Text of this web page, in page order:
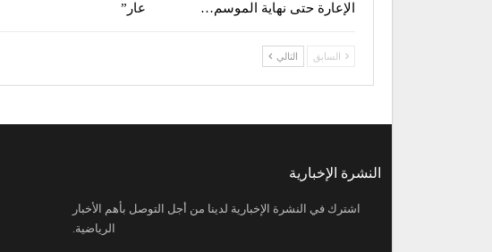
الإعارة حتى نهاية الموسم…
عار”
السابق التالي
النشرة الإخبارية
اشترك في النشرة الإخبارية لدينا من أجل التوصل بأهم الأخبار
الرياضية.